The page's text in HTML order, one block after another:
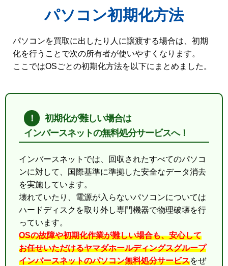
パソコン初期化方法
パソコンを買取に出したり人に譲渡する場合は、初期
化を行うことで次の所有者が使いやすくなります。
ここではOSごとの初期化方法を以下にまとめました。
初期化が難しい場合は
インバースネットの無料処分サービスへ！
インバースネットでは、回収されたすべてのパソコ
ンに対して、国際基準に準拠した安全なデータ消去
を実施しています。
壊れていたり、電源が入らないパソコンについては
ハードディスクを取り外し専門機器で物理破壊を行
っています。
OSの故障や初期化作業が難しい場合も、安心して
お任せいただけるヤマダホールディングスグループ
インバースネットのパソコン無料処分サービスをぜ